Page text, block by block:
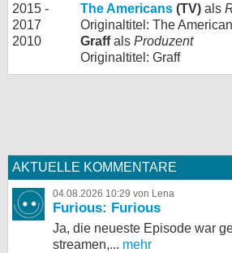
2015 -
2017
The Americans (TV) als
Originaltitel: The
2010
Graffals Produzent
Originaltitel: Graff
AKTUELLE KOMMENTARE
04.08.2026 10:29 von Lena
Furious: Furious
Ja, die neueste Episode war
streamen,... mehr